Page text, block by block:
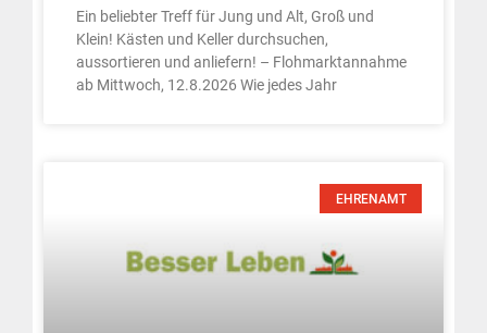
Ein beliebter Treff für Jung und Alt, Groß und
Klein! Kästen und Keller durchsuchen,
aussortieren und anliefern! – Flohmarktannahme
ab Mittwoch, 12.8.2026 Wie jedes Jahr
EHRENAMT